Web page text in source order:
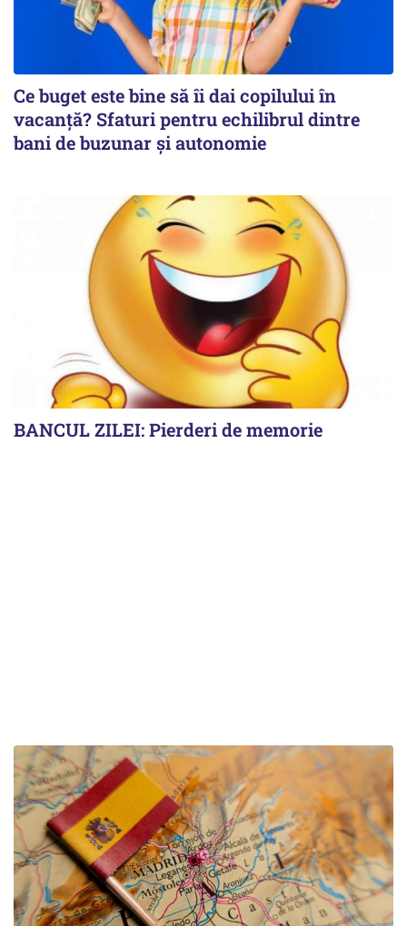
Ce buget este bine să îi dai copilului în
vacanță? Sfaturi pentru echilibrul dintre
bani de buzunar și autonomie
BANCUL ZILEI: Pierderi de memorie